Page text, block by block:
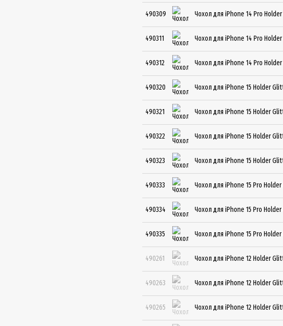
490309 Чохол для iPhone 14 Pro
490311 Чохол для iPhone 14 Pro
490312 Чохол для iPhone 14 Pro
490320 Чохол для iPhone 15 Holder
490321 Чохол для iPhone 15 Holder
490322 Чохол для iPhone 15 Holder
490323 Чохол для iPhone 15 Holder
490333 Чохол для iPhone 15 Pro
490334 Чохол для iPhone 15 Pro
490335 Чохол для iPhone 15 Pro
490261 Чохол для iPhone 12 Holder
490263 Чохол для iPhone 12 Holder
490265 Чохол для iPhone 12 Holder